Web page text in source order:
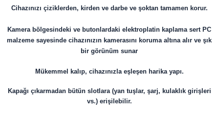
Cihazınızı çiziklerden, kirden ve darbe ve şoktan tamamen korur.
Kamera bölgesindeki ve butonlardaki elektroplatin kaplama sert PC
malzeme sayesinde cihazınızın kamerasını koruma altına alır ve şık
bir görünüm sunar
Mükemmel kalıp, cihazınızla eşleşen harika yapı.
Kapağı çıkarmadan bütün slotlara (yan tuşlar, şarj, kulaklık girişleri
vs.) erişilebilir.